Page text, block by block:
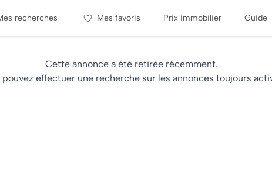
recherches Mes favoris Prix immobilier Guide
Cette annonce a été retirée récemment.
pouvez effectuer une recherche sur les annonces toujours